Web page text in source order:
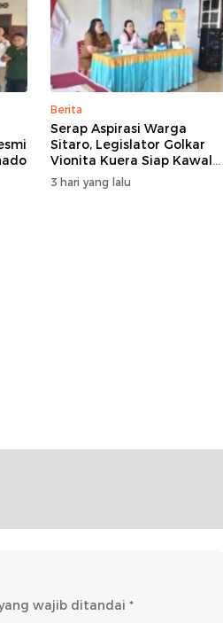
Berita
Serap Aspirasi Warga
Sitaro, Legislator Golkar
Vionita Kuera Siap Kawal
Pembangunan Akses Jalan
hingga Sekolah​
3 hari yang lalu
wajib ditandai *